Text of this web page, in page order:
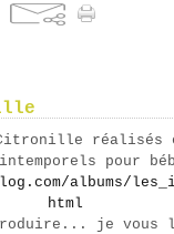
Citronille
pour
albums/
html
je vous